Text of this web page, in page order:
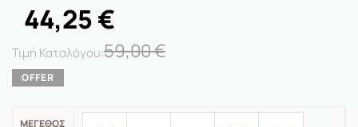
59,00€
44,25€
ΜΈΓΕΘΟΣ